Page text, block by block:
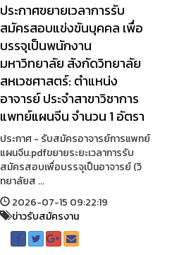
ประกาศขยายเวลาการรับ
สมัครสอบแข่งขันบุคคล เพื่อ
บรรจุเป็นพนักงาน
มหาวิทยาลัย สังกัดวิทยาลัย
สหเวชศาสตร์: ตำแหน่ง
อาจารย์ ประจำสาขาวิชาการ
แพทย์แผนจีน จำนวน 1 อัตรา
ประกาศ - รับสมัครอาจารย์การแพทย์
แผนจีน.pdfขยายระยะเวลาการรับ
สมัครสอบเพื่อบรรจุเป็นอาจารย์ (วิ
ทยาลัยส ...
2026-07-15 09:22:19
ข่าวรับสมัครงาน